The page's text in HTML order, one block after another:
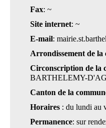
Fax: ~
Site internet: ~
E-mail:
Arrondissement de la
Circonscription de la
BARTHELEMY-
Canton de la
Horaires : du lundi au
Permanence: sur